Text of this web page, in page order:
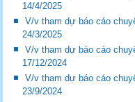
14/4/2025
V/v tham dự báo cáo
24/3/2025
V/v tham dự báo cáo
17/12/2024
V/v tham dự báo cáo
23/9/2024